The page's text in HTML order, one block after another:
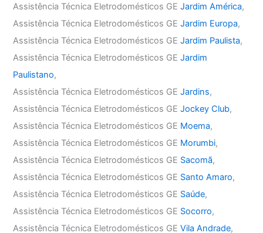
Assistência Técnica Eletrodomésticos GEJardim América,
Assistência Técnica Eletrodomésticos GEJardim Europa,
Assistência Técnica Eletrodomésticos GEJardim Paulista,
Assistência Técnica Eletrodomésticos GEJardim
Paulistano,
Assistência Técnica Eletrodomésticos GEJardins,
Assistência Técnica Eletrodomésticos GEJockey Club,
Assistência Técnica Eletrodomésticos GE Moema,
Assistência Técnica Eletrodomésticos GE Morumbi,
Assistência Técnica Eletrodomésticos GE Sacomã,
Assistência Técnica Eletrodomésticos GE Santo Amaro,
Assistência Técnica Eletrodomésticos GE Saúde,
Assistência Técnica Eletrodomésticos GE Socorro,
Assistência Técnica Eletrodomésticos GEVila Andrade,